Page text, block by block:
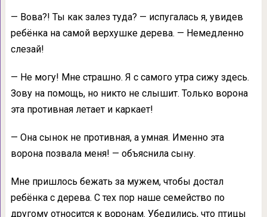
— Вова?! Ты как залез туда? — испугалась я, увидев
ребёнка на самой верхушке дерева. — Немедленно
слезай!
— Не могу! Мне страшно. Я с самого утра сижу здесь.
Зову на помощь, но никто не слышит. Только ворона
эта противная летает и каркает!
— Она сынок не противная, а умная. Именно эта
ворона позвала меня! — объяснила сыну.
Мне пришлось бежать за мужем, чтобы достал
ребёнка с дерева. С тех пор наше семейство по
другому относится к воронам. Убедились, что птицы